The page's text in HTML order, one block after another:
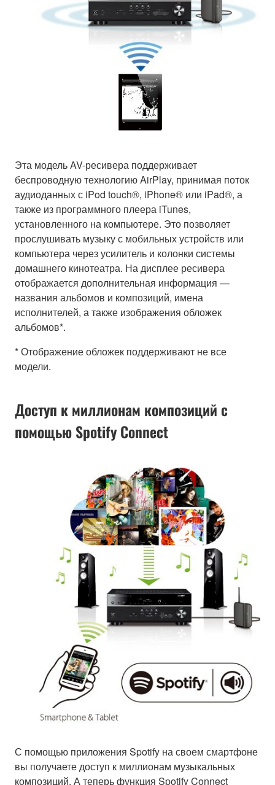
Эта модель AV-ресивера поддерживает
беспроводную технологию AirPlay, принимая поток
аудиоданных с iPod touch®, iPhone® или iPad®, а
также из программного плеера iTunes,
установленного на компьютере. Это позволяет
прослушивать музыку с мобильных устройств или
компьютера через усилитель и колонки системы
домашнего кинотеатра. На дисплее ресивера
отображается дополнительная информация —
названия альбомов и композиций, имена
исполнителей, а также изображения обложек
альбомов*.
* Отображение обложек поддерживают не все
модели.
Доступ к миллионам композиций с
помощью Spotify Connect
С помощью приложения Spotify на своем смартфоне
вы получаете доступ к миллионам музыкальных
композиций. А теперь функция Spotify Connect